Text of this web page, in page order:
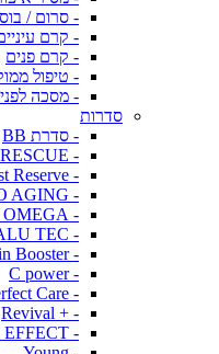
- סרום /
- קרם
- קרם פנים
- טיפול
- מסכה
סדרות
- סדרת BB
- AQUA RESCUE
- Moist Reserve
- SNAIL PRO AGING
- TRIPLE OMEGA
- HYALU TEC
- Skin Booster
- C power
- Perfect Care
- + Revival
- MULTI EFFECT